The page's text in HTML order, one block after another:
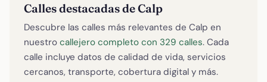
Calles destacadas de Calp
Descubre las calles más relevantes de Calp en
nuestro callejero completo con 329 calles. Cada
calle incluye datos de calidad de vida, servicios
cercanos, transporte, cobertura digital y más.